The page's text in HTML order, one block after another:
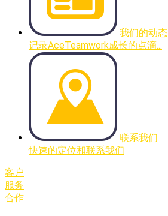
我们的动态
记录AceTeamwork成长的点滴...
联系我们
快速的定位和联系我们
客户
服务
合作